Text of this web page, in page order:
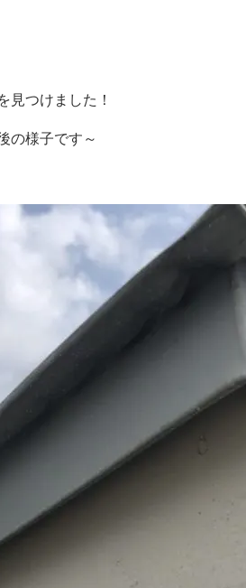
見つけました！
の様子です～